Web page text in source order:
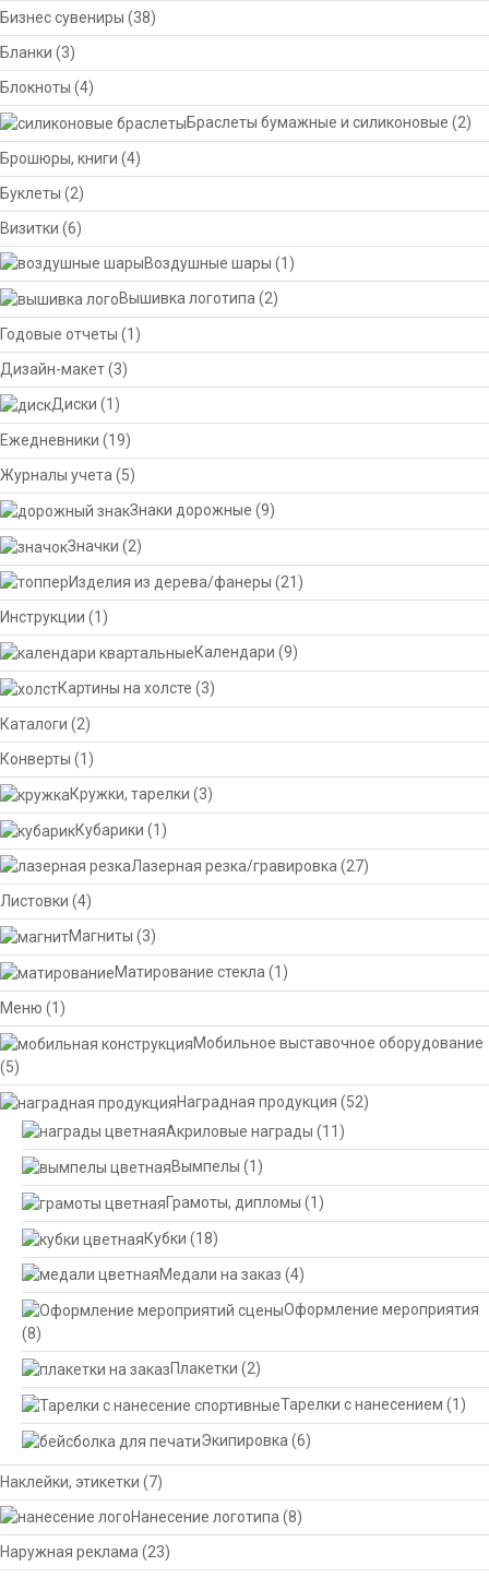
Бизнес сувениры (38)
Бланки (3)
Блокноты (4)
Браслеты бумажные и силиконовые (2)
Брошюры, книги (4)
Буклеты (2)
Визитки (6)
Воздушные шары (1)
Вышивка логотипа(2)
Годовые отчеты (1)
Дизайн-макет(3)
Диски (1)
Ежедневники (19)
Журналы учета (5)
Знаки дорожные (9)
Значки (2)
Изделия из дерева/фанеры (21)
Инструкции (1)
Календари (9)
Картины на холсте (3)
Каталоги (2)
Конверты (1)
Кружки, тарелки (3)
Кубарики (1)
Лазерная резка/гравировка (27)
Листовки (4)
Магниты (3)
Матирование стекла (1)
Меню (1)
Мобильное выставочное оборудование
(5)
Наградная продукция (52)
Акриловые награды (11)
Вымпелы (1)
Грамоты, дипломы (1)
Кубки (18)
Медали на заказ (4)
Оформление мероприятия
(8)
Плакетки (2)
Тарелки с нанесением (1)
Экипировка (6)
Наклейки, этикетки (7)
Нанесение логотипа (8)
Наружная реклама(23)